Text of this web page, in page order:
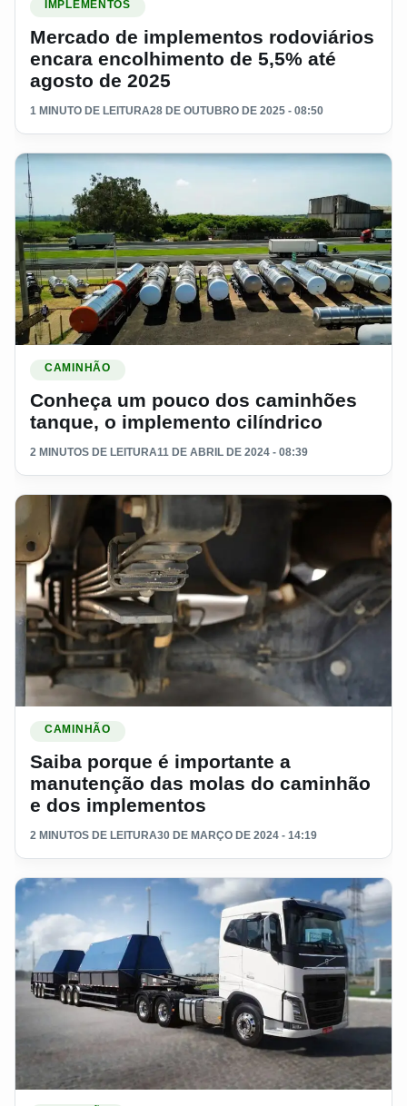
IMPLEMENTOS
Mercado de implementos rodoviários
encara encolhimento de 5,5% até
agosto de 2025
1 MINUTO DE LEITURA28 DE OUTUBRO DE 2025 - 08:50
CAMINHÃO
Conheça um pouco dos caminhões
tanque, o implemento cilíndrico
2 MINUTOS DE LEITURA11 DE ABRIL DE 2024 - 08:39
CAMINHÃO
Saiba porque é importante a
manutenção das molas do caminhão
e dos implementos
2 MINUTOS DE LEITURA30 DE MARÇO DE 2024 - 14:19